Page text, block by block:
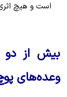
است و هیچ
بیش از دو
وعده‌های